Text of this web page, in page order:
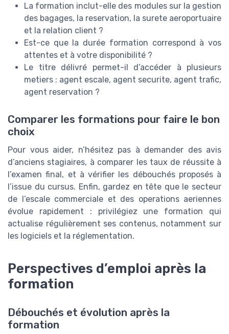
La formation inclut-elle des modules sur la gestion
des bagages, la reservation, la surete aeroportuaire
et la relation client ?
Est-ce que la durée formation correspond à vos
attentes et à votre disponibilité ?
Le titre délivré permet-il d’accéder à plusieurs
metiers : agent escale, agent securite, agent trafic,
agent reservation ?
Comparer les formations pour faire le bon
choix
Pour vous aider, n’hésitez pas à demander des avis
d’anciens stagiaires, à comparer les taux de réussite à
l’examen final, et à vérifier les débouchés proposés à
l’issue du cursus. Enfin, gardez en tête que le secteur
de l’escale commerciale et des operations aeriennes
évolue rapidement : privilégiez une formation qui
actualise régulièrement ses contenus, notamment sur
les logiciels et la réglementation.
Perspectives d’emploi après la
formation
Débouchés et évolution après la
formation